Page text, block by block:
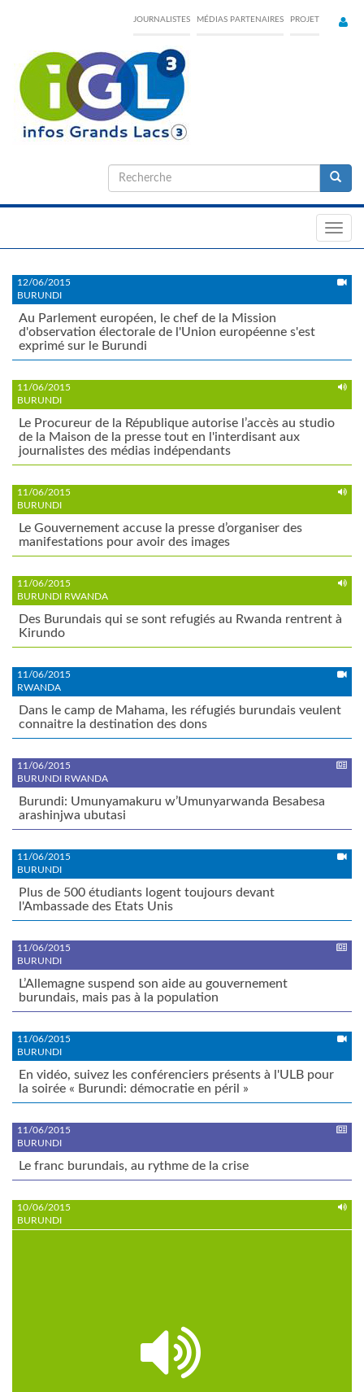
content
JOURNALISTES MÉDIAS PARTENAIRES PROJET
Formulaire
de
12/06/2015
BURUNDI
Au Parlement européen, le chef de la Mission
d'observation électorale de l'Union européenne s'est
exprimé sur le Burundi
11/06/2015
BURUNDI
Le Procureur de la République autorise l’accès au studio
de la Maison de la presse tout en l'interdisant aux
journalistes des médias indépendants
11/06/2015
BURUNDI
Le Gouvernement accuse la presse d’organiser des
manifestations pour avoir des images
11/06/2015
BURUNDI RWANDA
Des Burundais qui se sont refugiés au Rwanda rentrent à
Kirundo
11/06/2015
RWANDA
Dans le camp de Mahama, les réfugiés burundais veulent
connaitre la destination des dons
11/06/2015
BURUNDI RWANDA
Burundi: Umunyamakuru w’Umunyarwanda Besabesa
arashinjwa ubutasi
11/06/2015
BURUNDI
Plus de 500 étudiants logent toujours devant
l'Ambassade des Etats Unis
11/06/2015
BURUNDI
L’Allemagne suspend son aide au gouvernement
burundais, mais pas à la population
11/06/2015
BURUNDI
En vidéo, suivez les conférenciers présents à l'ULB pour
la soirée « Burundi: démocratie en péril »
11/06/2015
BURUNDI
Le franc burundais, au rythme de la crise
10/06/2015
BURUNDI